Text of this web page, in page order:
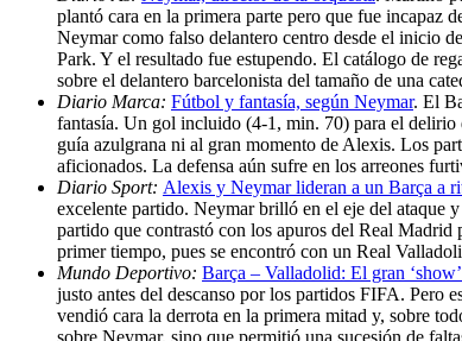
plantó cara en la primera parte pero que fue incapaz
Neymar como falso delantero centro desde el inicio
Park. Y el resultado fue estupendo. El catálogo de
sobre el delantero barcelonista del tamaño de una
Diario Marca: Fútbol y fantasía, según Neymar. El
fantasía. Un gol incluido (4-1, min. 70) para el delirio
guía azulgrana ni al gran momento de Alexis. Los
aficionados. La defensa aún sufre en los arreones
Diario Sport: Alexis y Neymar lideran a un Barça a
excelente partido. Neymar brilló en el eje del ataque
partido que contrastó con los apuros del Real
primer tiempo, pues se encontró con un Real
Mundo Deportivo: Barça – Valladolid: El gran
justo antes del descanso por los partidos FIFA. Pero
vendió cara la derrota en la primera mitad y, sobre
sobre Neymar, sino que permitió una sucesión de